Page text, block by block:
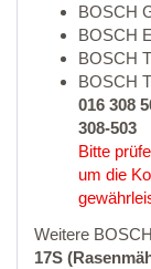
BOSCH
BOSCH
BOSCH
BOSCH
016 308
308-503
Bitte
um die
Weitere
17S